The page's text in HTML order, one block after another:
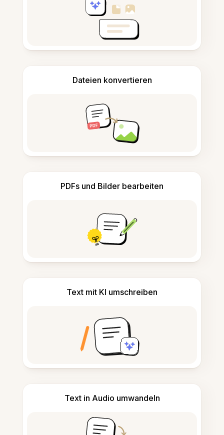
Dateien konvertieren
PDFs und Bilder bearbeiten
Text mit KI umschreiben
Text in Audio umwandeln